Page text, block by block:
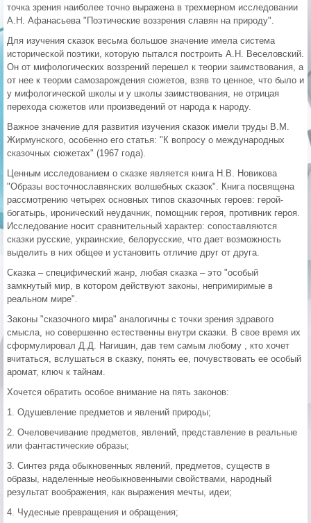
точка зрения наиболее точно выражена в трехмерном исследовании
А.Н. Афанасьева "Поэтические воззрения славян на природу".
Для изучения сказок весьма большое значение имела система
исторической поэтики, которую пытался построить А.Н. Веселовский.
Он от мифологических воззрений перешел к теории заимствования, а
от нее к теории самозарождения сюжетов, взяв то ценное, что было и
у мифологической школы и у школы заимствования, не отрицая
перехода сюжетов или произведений от народа к народу.
Важное значение для развития изучения сказок имели труды В.М.
Жирмунского, особенно его статья: "К вопросу о международных
сказочных сюжетах" (1967 года).
Ценным исследованием о сказке является книга Н.В. Новикова
"Образы восточнославянских волшебных сказок". Книга посвящена
рассмотрению четырех основных типов сказочных героев: герой-
богатырь, иронический неудачник, помощник героя, противник героя.
Исследование носит сравнительный характер: сопоставляются
сказки русские, украинские, белорусские, что дает возможность
выделить в них общее и установить отличие друг от друга.
Сказка – специфический жанр, любая сказка – это "особый
замкнутый мир, в котором действуют законы, непримиримые в
реальном мире".
Законы "сказочного мира" аналогичны с точки зрения здравого
смысла, но совершенно естественны внутри сказки. В свое время их
сформулировал Д.Д. Нагишин, дав тем самым любому , кто хочет
вчитаться, вслушаться в сказку, понять ее, почувствовать ее особый
аромат, ключ к тайнам.
Хочется обратить особое внимание на пять законов:
1. Одушевление предметов и явлений природы;
2. Очеловечивание предметов, явлений, представление в реальные
или фантастические образы;
3. Синтез ряда обыкновенных явлений, предметов, существ в
образы, наделенные необыкновенными свойствами, народный
результат воображения, как выражения мечты, идеи;
4. Чудесные превращения и обращения;